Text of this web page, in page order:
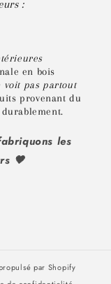
:
en bois
voit pas partout
provenant du
les
🤎
par Shopify